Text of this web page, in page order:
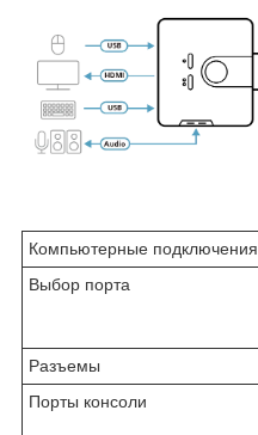
Компьютерные подключения
Выбор порта
Разъемы
Порты консоли